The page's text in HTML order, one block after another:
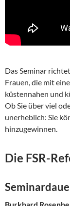
Das Seminar
Frauen, die mit
küstennahen und
Ob Sie über viel
unerheblich: Sie
hinzugewinnen.
Die FSR-